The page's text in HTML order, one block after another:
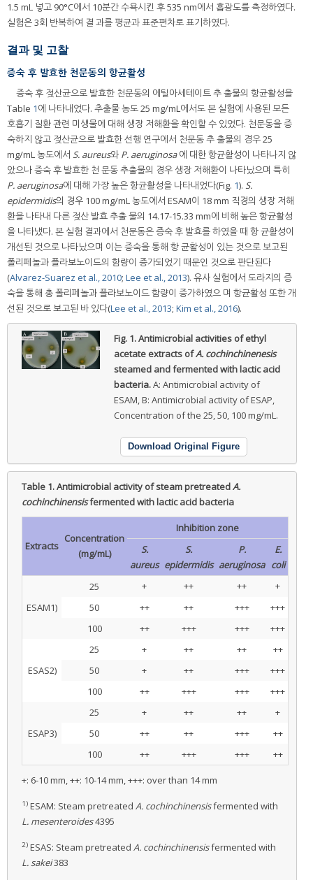
1.5 mL 넣고 90°C에서 10분간 수욕시킨 후 535 nm에서 흡광도를 측정하였다.
실험은 3회 반복하여 결 과를 평균과 표준편차로 표기하였다.
결과 및 고찰
증숙 후 발효한 천문동의 항균활성
증숙 후 젖산균으로 발효한 천문동의 에틸아세테이트 추 출물의 항균활성을
Table 1에 나타내었다. 추출물 농도 25 mg/mL에서도 본 실험에 사용된 모든
호흡기 질환 관련 미생물에 대해 생장 저해환을 확인할 수 있었다. 천문동을 증
숙하지 않고 젖산균으로 발효한 선행 연구에서 천문동 추 출물의 경우 25
mg/mL 농도에서 S. aureus와 P. aeruginosa에 대한 항균활성이 나타나지 않
았으나 증숙 후 발효한 천 문동 추출물의 경우 생장 저해환이 나타났으며 특히
P. aeruginosa에 대해 가장 높은 항균활성을 나타내었다(Fig. 1). S.
epidermidis의 경우 100 mg/mL 농도에서 ESAM이 18 mm 직경의 생장 저해
환을 나타내 다른 젖산 발효 추출 물의 14.17-15.33 mm에 비해 높은 항균활성
을 나타냈다. 본 실험 결과에서 천문동은 증숙 후 발효를 하였을 때 항 균활성이
개선된 것으로 나타났으며 이는 증숙을 통해 항 균활성이 있는 것으로 보고된
폴리페놀과 플라보노이드의 함량이 증가되었기 때문인 것으로 판단된다
(Alvarez-Suarez et al., 2010; Lee et al., 2013). 유사 실험에서 도라지의 증
숙을 통해 총 폴리페놀과 플라보노이드 함량이 증가하였으 며 항균활성 또한 개
선된 것으로 보고된 바 있다(Lee et al., 2013; Kim et al., 2016).
Fig. 1.Antimicrobial activities of ethyl
acetate extracts ofA. cochinchinenesis
steamed and fermented with lactic acid
bacteria.A: Antimicrobial activity of
ESAM, B: Antimicrobial activity of ESAP,
Concentration of the 25, 50, 100 mg/mL.
Download Original Figure
Table 1.Antimicrobial activity of steam pretreatedA.
cochinchinensisfermented with lactic acid bacteria
Extracts
Concentration
(mg/mL)
Inhibition zone
S.
aureus
S.
epidermidis
P.
aeruginosa
E.
coli
ESAM1)
25 + ++ ++
+
50
++ ++ +++
+++
100
++ +++ +++ +++
ESAS2)
25 + ++ ++
++
50
+ ++ +++
+++
100
++ +++ +++ +++
ESAP3)
25 + ++ ++
+
50
++ ++ +++
++
100
++ +++ +++ ++
+: 6-10 mm, ++: 10-14 mm, +++: over than 14 mm
1) ESAM: Steam pretreated A. cochinchinensisfermented with
L. mesenteroides4395
2) ESAS: Steam pretreated A. cochinchinensisfermented with
L. sakei383